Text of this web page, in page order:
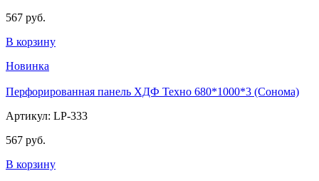
567 руб.
В корзину
Новинка
Перфорированная панель ХДФ Техно 680*1000*3 (Сонома)
Артикул: LP-333
567 руб.
В корзину